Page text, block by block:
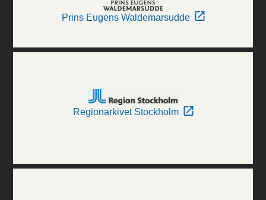
Prins Eugens Waldemarsudde
Regionarkivet Stockholm